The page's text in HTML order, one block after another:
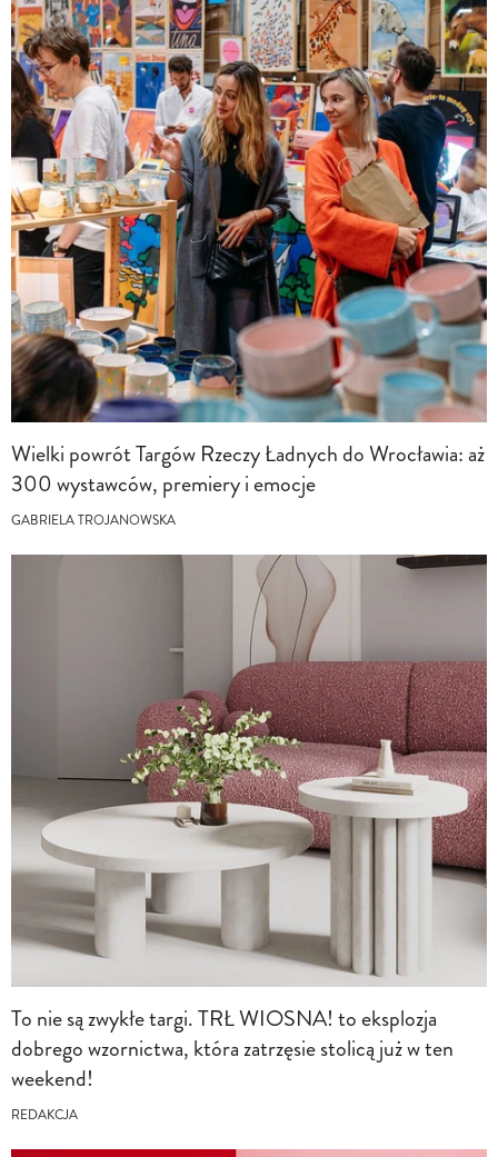
Wielki powrót Targów Rzeczy Ładnych do Wrocławia: aż
300 wystawców, premiery i emocje
GABRIELA TROJANOWSKA
To nie są zwykłe targi. TRŁ WIOSNA! to eksplozja
dobrego wzornictwa, która zatrzęsie stolicą już w ten
weekend!
REDAKCJA